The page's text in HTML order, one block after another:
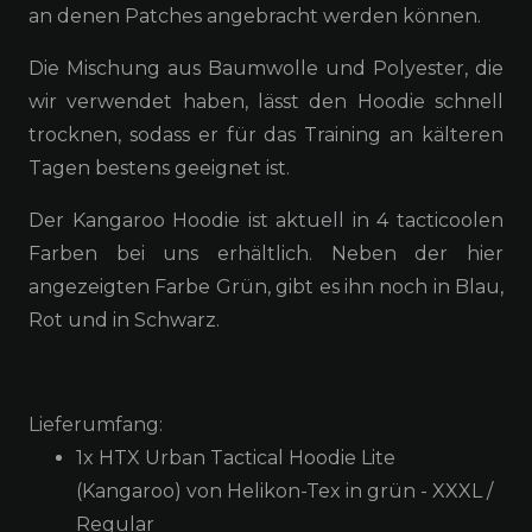
an denen Patches angebracht werden können.
Die Mischung aus Baumwolle und Polyester, die
wir verwendet haben, lässt den Hoodie schnell
trocknen, sodass er für das Training an kälteren
Tagen bestens geeignet ist.
Der Kangaroo Hoodie ist aktuell in 4 tacticoolen
Farben bei uns erhältlich. Neben der hier
angezeigten Farbe Grün, gibt es ihn noch in Blau,
Rot und in Schwarz.
Lieferumfang:
1x HTX Urban Tactical Hoodie Lite
(Kangaroo) von Helikon-Tex in grün - XXXL /
Regular